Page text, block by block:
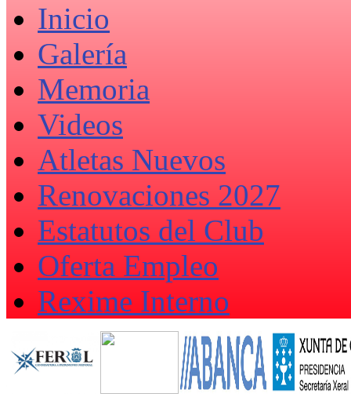
Inicio
Galería
Memoria
Videos
Atletas Nuevos
Renovaciones 2027
Estatutos del Club
Oferta Empleo
Rexime Interno